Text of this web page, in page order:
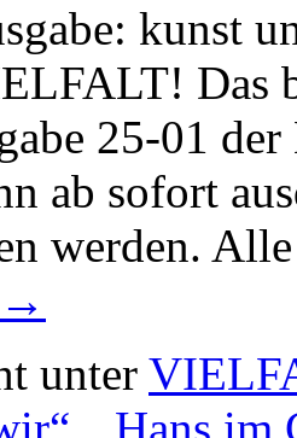
kunst
Das
25-01
ab sofort
werden.
→
unter
, „Hans im